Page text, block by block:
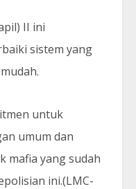
II ini
sistem yang
untuk
umum dan
mafia yang sudah
ini.(LMC-